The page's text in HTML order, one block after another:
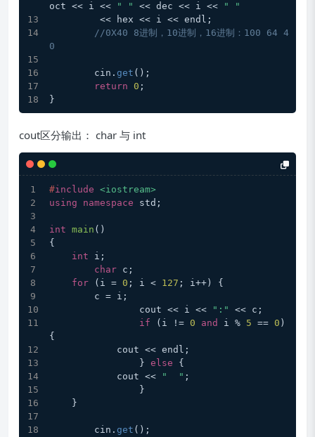
oct << i <<
" " << dec << i <<
" "
         << hex << i << endl;
//0X40 8进制，10进制，16进制：100 64 4
0
	cin.
get ();
return 0 ;
}
cout区分输出： char 与 int
#include <iostream>
using
namespace std;
int main ()
{
int i;
char c;
for (i = 0 ; i < 127 ; i++) {
        c = i;
		cout << i <<
":"
<< c;
if (i != 0 and i % 5 == 0 )
{
            cout << endl;
		}
else {
            cout <<
"  " ;
		}
    }
	cin.
get ();